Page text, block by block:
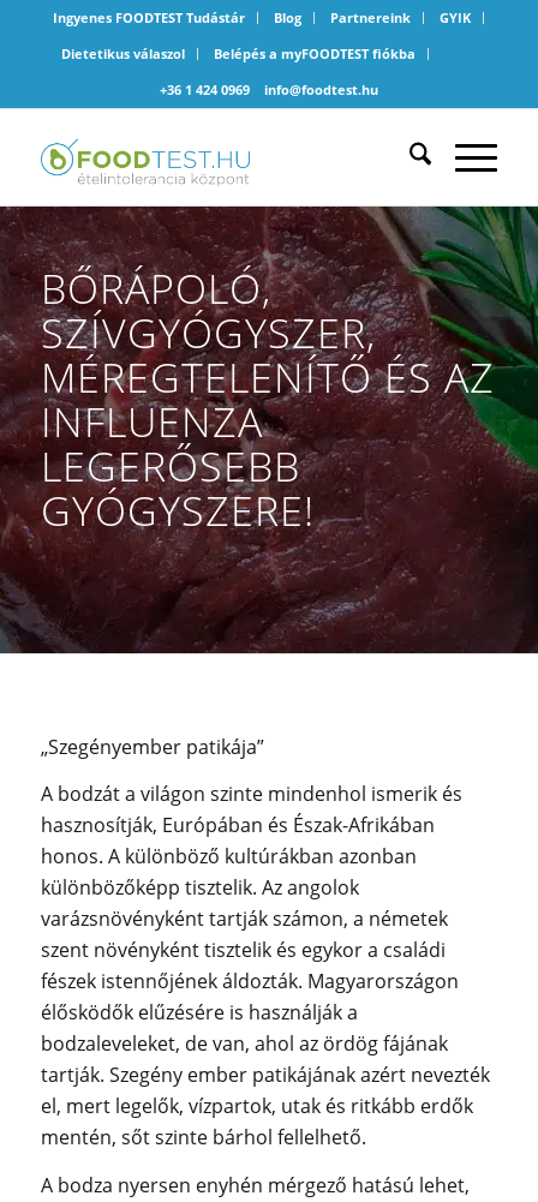
Ingyenes FOODTEST Tudástár Blog Partnereink
GYIK
Dietetikus válaszol
Belépés a myFOODTEST fiókba
+36 1 424 0969
info@foodtest.hu
BŐRÁPOLÓ,
SZÍVGYÓGYSZER,
MÉREGTELENÍTŐ ÉS AZ
INFLUENZA
LEGERŐSEBB
GYÓGYSZERE!
„Szegényember patikája”
A bodzát a világon szinte mindenhol ismerik és
hasznosítják, Európában és Észak-Afrikában
honos. A különböző kultúrákban azonban
különbözőképp tisztelik. Az angolok
varázsnövényként tartják számon, a németek
szent növényként tisztelik és egykor a családi
fészek istennőjének áldozták. Magyarországon
élősködők elűzésére is használják a
bodzaleveleket, de van, ahol az ördög fájának
tartják. Szegény ember patikájának azért nevezték
el, mert legelők, vízpartok, utak és ritkább erdők
mentén, sőt szinte bárhol fellelhető.
A bodza nyersen enyhén mérgező hatású lehet,